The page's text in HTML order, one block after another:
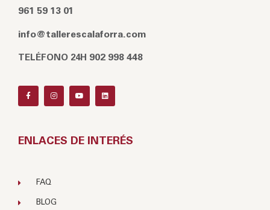
961 59 13 01
info@tallerescalaforra.com
TELÉFONO 24H 902 998 448
ENLACES DE INTERÉS
FAQ
BLOG